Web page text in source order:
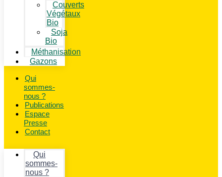
Couverts
Végétaux
Bio
Soja
Bio
Méthanisation
Gazons
Qui
sommes-
nous ?
Publications
Espace
Presse
Contact
Qui
sommes-
nous ?